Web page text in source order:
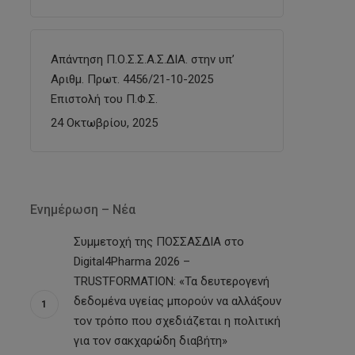
Απάντηση Π.Ο.Σ.Σ.Α.Σ.ΔΙΑ. στην υπ’
Αριθμ. Πρωτ. 4456/21-10-2025
Επιστολή του Π.Φ.Σ.
24 Οκτωβρίου, 2025
Ενημέρωση – Νέα
Συμμετοχή της ΠΟΣΣΑΣΔΙΑ στο
Digital4Pharma 2026 –
TRUSTFORMATION: «Τα δευτερογενή
δεδομένα υγείας μπορούν να αλλάξουν
τον τρόπο που σχεδιάζεται η πολιτική
για τον σακχαρώδη διαβήτη»